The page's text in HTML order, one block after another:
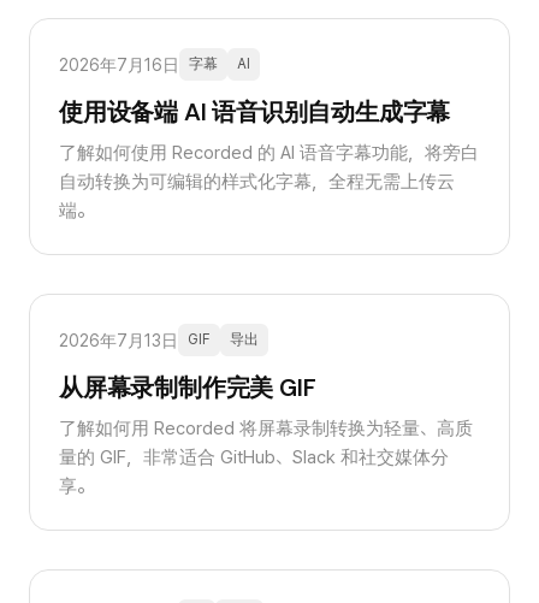
2026年7月16日 字幕 AI
使用设备端 AI 语音识别自动生成字幕
了解如何使用 Recorded 的 AI 语音字幕功能，将旁白
自动转换为可编辑的样式化字幕，全程无需上传云
端。
2026年7月13日 GIF 导出
从屏幕录制制作完美 GIF
了解如何用 Recorded 将屏幕录制转换为轻量、高质
量的 GIF，非常适合 GitHub、Slack 和社交媒体分
享。